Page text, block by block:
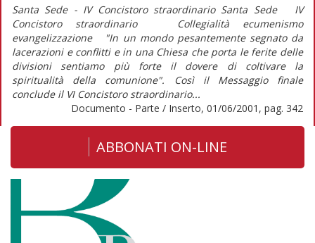
Santa Sede - IV Concistoro straordinario Santa Sede IV
Concistoro straordinario Collegialità ecumenismo
evangelizzazione "In un mondo pesantemente segnato da
lacerazioni e conflitti e in una Chiesa che porta le ferite delle
divisioni sentiamo più forte il dovere di coltivare la
spiritualità della comunione". Così il Messaggio finale
conclude il VI Concistoro straordinario...
Documento - Parte / Inserto, 01/06/2001, pag. 342
ABBONATI ON-LINE